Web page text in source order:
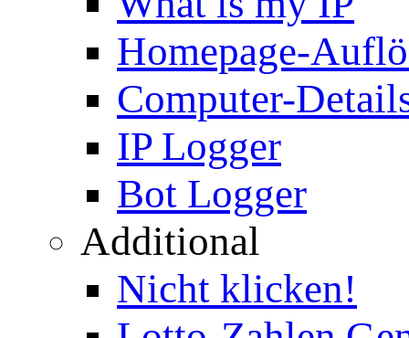
Homepage-
Computer-
IP Logger
Bot Logger
Additional
Nicht klicken!